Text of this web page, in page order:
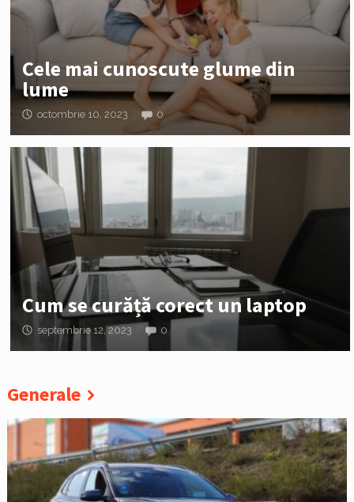
Cele mai cunoscute glume din
lume
octombrie 10, 2023 0
Cum se curăță corect un laptop
septembrie 12, 2023 0
Generale